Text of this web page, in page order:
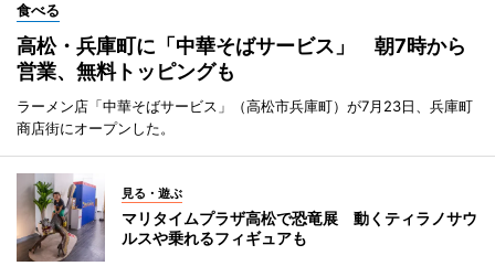
食べる
高松・兵庫町に「中華そばサービス」 朝7時から
営業、無料トッピングも
ラーメン店「中華そばサービス」（高松市兵庫町）が7月23日、兵庫町
商店街にオープンした。
見る・遊ぶ
マリタイムプラザ高松で恐竜展 動くティラノサウ
ルスや乗れるフィギュアも